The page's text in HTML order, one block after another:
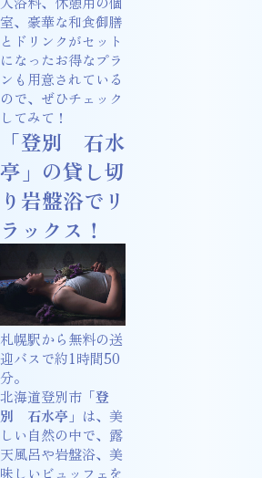
室、豪華な和食御膳
とドリンクがセット
になったお得なプラ
ンも用意されている
ので、ぜひチェック
してみて！
「登別 石水
亭」の貸し切
り岩盤浴でリ
ラックス！
札幌駅から無料の送
迎バスで約1時間50
分。
北海道登別市「登
別 石水亭 」は、美
しい自然の中で、露
天風呂や岩盤浴、美
味しいビュッフェを